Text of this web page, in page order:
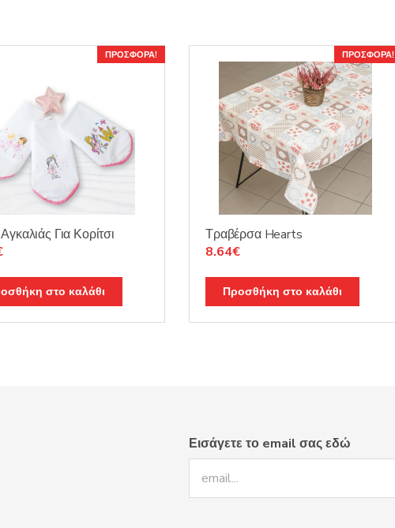
ΠΡΟΣΦΟΡΆ!
Για Κορίτσι
Η
τιμή
είναι:
5.53€.
στο καλάθι
ΠΡΟΣΦΟΡΆ!
Τραβέρσα Hearts
Original
was:
10.15€.
8.64€Η
τιμή
είναι:
8.64€.
Προσθήκη στο καλάθι
Εισάγετε το email σας εδώ